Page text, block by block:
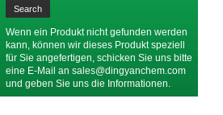
Wenn ein Produkt nicht gefunden werden
kann, können wir dieses Produkt speziell
für Sie angefertigen, schicken Sie uns bitte
eine E-Mail an sales@dingyanchem.com
und geben Sie uns die Informationen.